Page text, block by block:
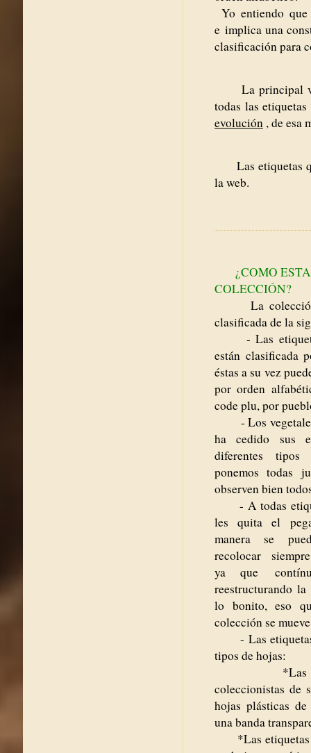
Yo entiendo
eimplica una
clasificación para
La principal
todas las
evolución, de esa
Las etiquetas
la web.
¿COMO
COLECCIÓN?
La
clasificada de la
- Las
están clasificada
éstas a su vez
por orden
code plu, por
- Los
ha cedido sus
diferentes
ponemos todas
observen bien
- A todas
les quita el
manera se
recolocar
ya que
reestructurando
lo bonito, eso
colección se
- Las etiquetas
tipos de hojas:
*Las que
coleccionistas de
hojas plásticas
una banda
*Las etiquetas